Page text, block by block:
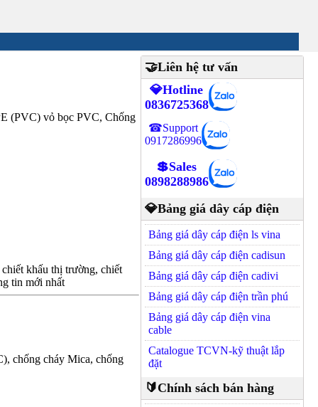
(PVC) vỏ bọc PVC, Chống
khấu thị trường, chiết
tin mới nhất
chống cháy Mica, chống
🤝Liên hệ tư vấn
💎Hotline
0836725368
☎Support
0917286996
💲Sales
0898288986
💎Bảng giá dây cáp điện
Bảng giá dây cáp điện ls vina
Bảng giá dây cáp điện cadisun
Bảng giá dây cáp điện cadivi
Bảng giá dây cáp điện trần phú
Bảng giá dây cáp điện vina
cable
Catalogue TCVN-kỹ thuật lắp
đặt
🔰Chính sách bán hàng